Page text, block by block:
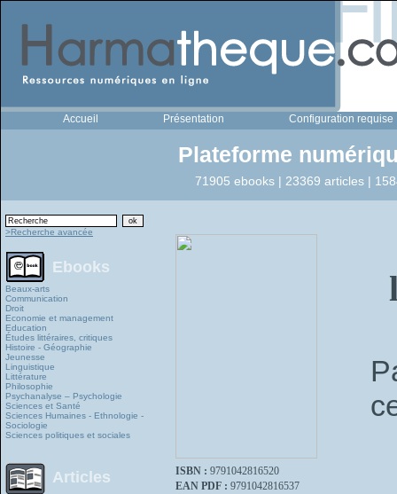
Accueil Présentation Configuration requise
Plateforme
71905 ebooks | 23369 articles |
>Recherche avancée
Ebooks
Beaux-arts
Communication
Droit
Economie et management
Education
Études littéraires, critiques
Histoire - Géographie
Jeunesse
Linguistique
Littérature
Philosophie
Psychanalyse – Psychologie
Sciences et Santé
Sciences Humaines - Ethnologie -
Sociologie
Sciences politiques et sociales
Articles ISBN : 9791042816520
EAN PDF : 9791042816537